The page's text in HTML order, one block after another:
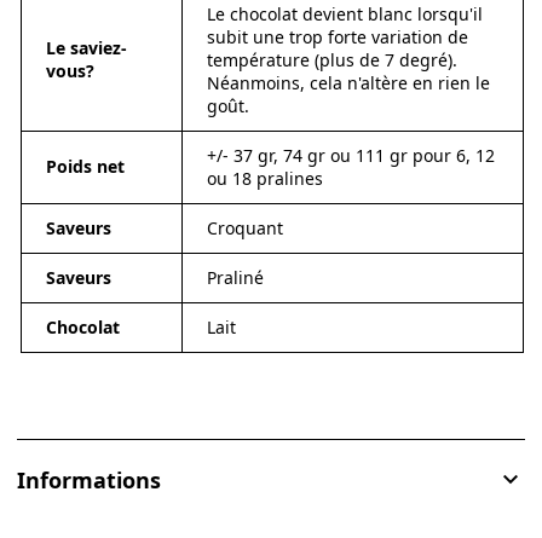
Le saviez-
vous?
Le chocolat devient blanc lorsqu'il
subit une trop forte variation de
température (plus de 7 degré).
Néanmoins, cela n'altère en rien le
goût.
Poids net
+/- 37 gr, 74 gr ou 111 gr pour 6, 12
ou 18 pralines
Saveurs Croquant
Saveurs Praliné
Chocolat Lait
Informations 